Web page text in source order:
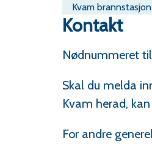
Kvam
Kontakt
Nødnummeret
Skal du melda
Kvam herad,
For andre